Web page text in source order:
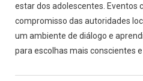
estar dos adolescentes. Eventos
compromisso das autoridades
um ambiente de diálogo e
para escolhas mais conscientes e